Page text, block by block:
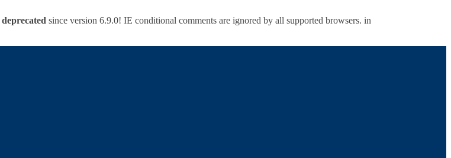
deprecated since version 6.9.0! IE conditional comments are ignored by all supported browsers. in